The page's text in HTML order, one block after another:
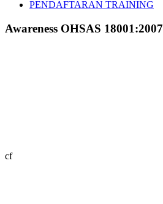
PENDAFTARAN TRAINING
Awareness OHSAS 18001:2007
cf